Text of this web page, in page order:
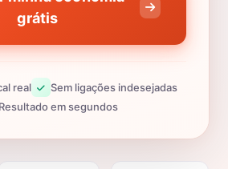
grátis
real
Sem ligações indesejadas
Resultado em segundos